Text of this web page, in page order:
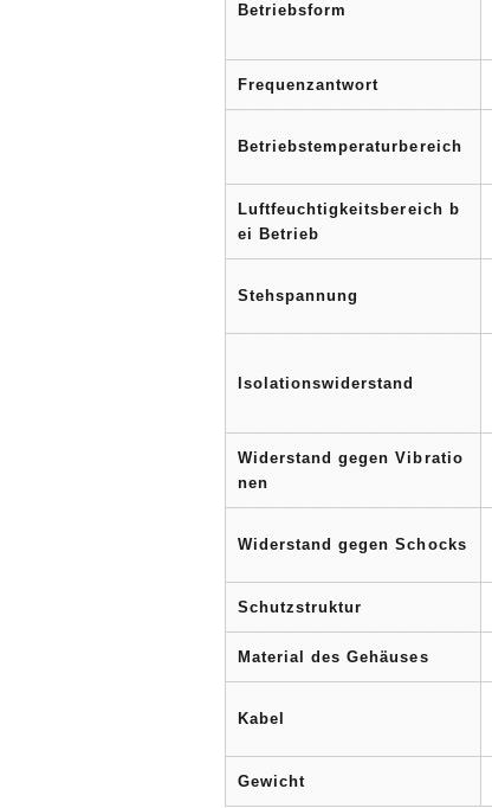
Betriebsform
Frequenzantwort
Betriebstemperaturbereich
Luftfeuchtigkeitsbereich b
ei Betrieb
Stehspannung
Isolationswiderstand
Widerstand gegen Vibratio
nen
Widerstand gegen Schocks
Schutzstruktur
Material des Gehäuses
Kabel
Gewicht